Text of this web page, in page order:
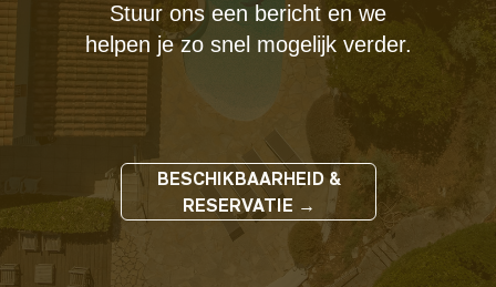
Stuur ons een bericht en we
helpen je zo snel mogelijk verder.
BESCHIKBAARHEID &
RESERVATIE →